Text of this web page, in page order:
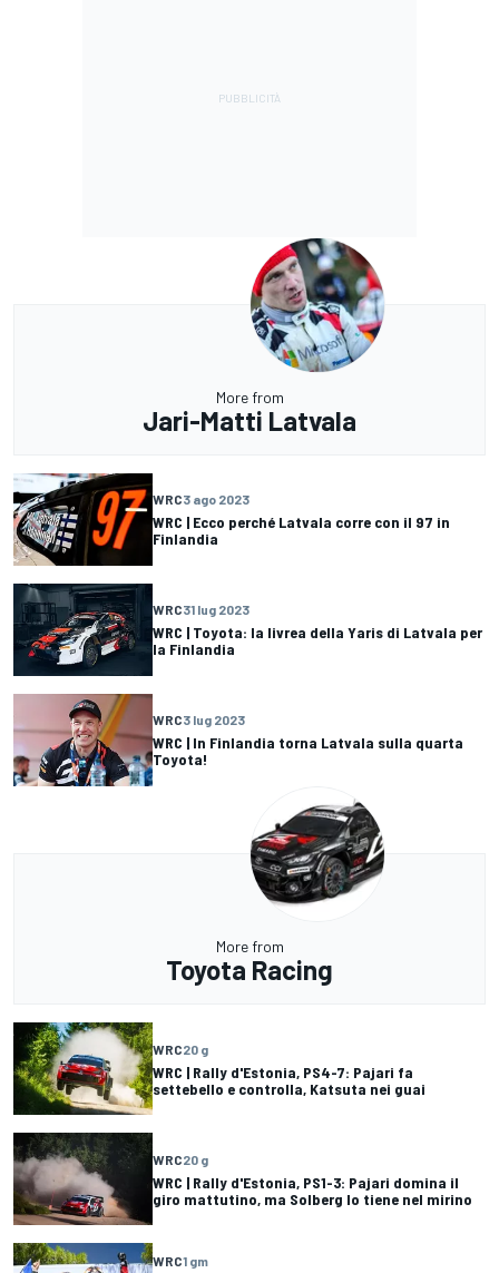
More from
Jari-Matti Latvala
WRC3 ago 2023
WRC | Ecco perché Latvala corre con il 97 in
Finlandia
WRC31 lug 2023
WRC | Toyota: la livrea della Yaris di Latvala per
la Finlandia
WRC3 lug 2023
WRC | In Finlandia torna Latvala sulla quarta
Toyota!
More from
Toyota Racing
WRC20 g
WRC | Rally d'Estonia, PS4-7: Pajari fa
settebello e controlla, Katsuta nei guai
WRC20 g
WRC | Rally d'Estonia, PS1-3: Pajari domina il
giro mattutino, ma Solberg lo tiene nel mirino
WRC1 gm